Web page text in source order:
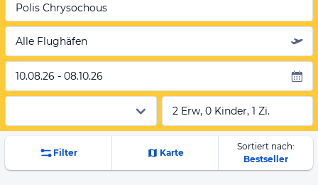
Polis Chrysochous
Alle Flughäfen
10.08.26 - 08.10.26
2 Erw, 0 Kinder, 1 Zi.
Filter Karte
Sortiert nach:
Bestseller